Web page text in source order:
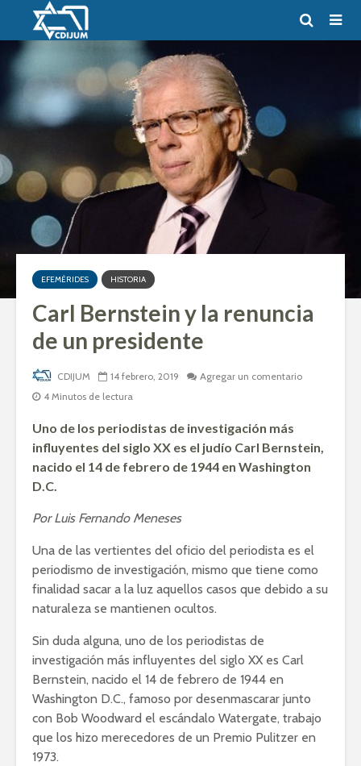
EFEMÉRIDES HISTORIA
Carl Bernstein y la renuncia
de un presidente
CDIJUM 14 febrero, 2019
Agregar un comentario
4 Minutos de lectura
Uno de los periodistas de investigación más
influyentes del siglo XX es el judío Carl Bernstein,
nacido el 14 de febrero de 1944 en Washington
D.C.
Por Luis Fernando Meneses
Una de las vertientes del oficio del periodista es el
periodismo de investigación, mismo que tiene como
finalidad sacar a la luz aquellos casos que debido a su
naturaleza se mantienen ocultos.
Sin duda alguna, uno de los periodistas de
investigación más influyentes del siglo XX es Carl
Bernstein, nacido el 14 de febrero de 1944 en
Washington D.C., famoso por desenmascarar junto
con Bob Woodward el escándalo Watergate, trabajo
que los hizo merecedores de un Premio Pulitzer en
1973.